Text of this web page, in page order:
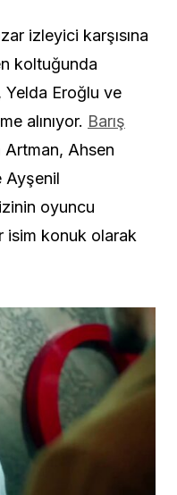
izleyici karşısına
koltuğunda
Eroğlu ve
alınıyor. Barış
Artman, Ahsen
Ayşenil
oyuncu
isim konuk olarak